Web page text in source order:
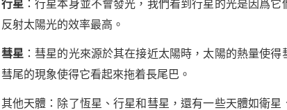
行星 ：行星本身並不會發光，我們看到行星的光是因爲
反射太陽光的效率最高。
彗星 ：彗星的光來源於其在接近太陽時，太陽的熱量使
彗尾的現象使得它看起來拖着長尾巴。
其他天體：除了恆星、行星和彗星，還有一些天體如衛星